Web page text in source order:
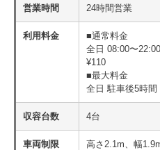
営業時間 24時間営業
利用料金
■通常料金
全日 08:00〜
¥110
■最大料金
全日 駐車後5時間
収容台数 4台
車両制限 高さ2.1m、幅